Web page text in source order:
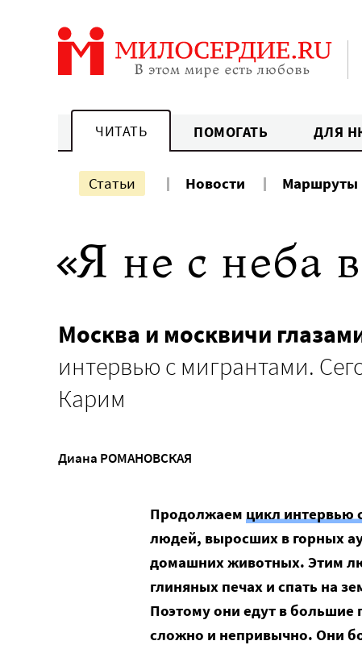
ЧИТАТЬ ПОМОГАТЬ ДЛЯ
Статьи Новости Маршруты
«Я не с неба
Москва и москвичи
интервью с мигрантами.
Карим
Диана РОМАНОВСКАЯ
Продолжаем цикл интервью
людей, выросших в горных
домашних животных. Этим
глиняных печах и спать на
Поэтому они едут в большие
сложно и непривычно. Они